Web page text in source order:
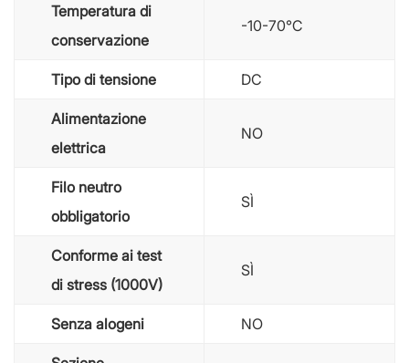
Temperatura di
conservazione
-10-70℃
Tipo di tensione DC
Alimentazione
elettrica
NO
Filo neutro
obbligatorio
SÌ
Conforme ai test
di stress (1000V)
SÌ
Senza alogeni NO